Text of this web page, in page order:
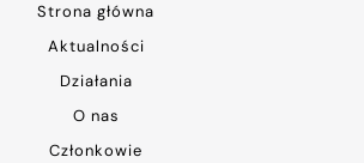
Strona główna
Aktualności
Działania
O nas
Członkowie